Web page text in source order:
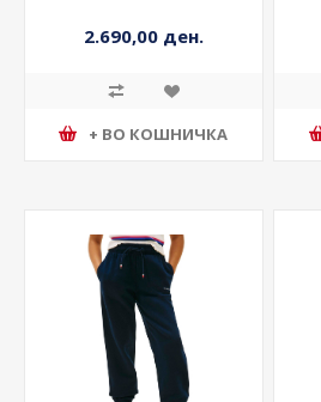
2.690,00 ден.
+ ВО КОШНИЧКА